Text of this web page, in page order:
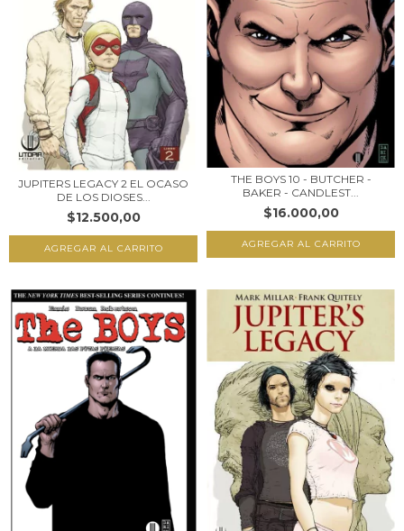
JUPITERS LEGACY 2 EL OCASO
DE LOS DIOSES...
$12.500,00
THE BOYS 10 - BUTCHER -
BAKER - CANDLEST...
$16.000,00